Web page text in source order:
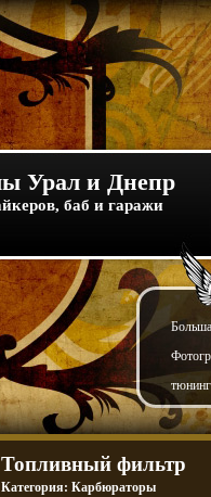
Урал и Днепр
баб и гаражи
Топливный фильтр
Категория: Карбюраторы